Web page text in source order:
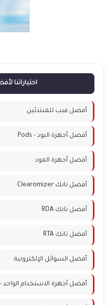
اختياراتنا
أفضل فيب للمبتدئين
أفضل أجهزة البود - Pods
أفضل أجهزة المود
أفضل تانك Clearomizer
أفضل تانك RDA
أفضل تانك RTA
أفضل السوائل الإلكترونية
أفضل أجهزة الاستخدام الواحد - Disposable